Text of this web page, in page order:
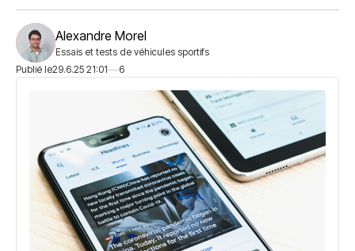
Alexandre Morel
Essais et tests de véhicules sportifs
Publié le29.6.25 21:01 6